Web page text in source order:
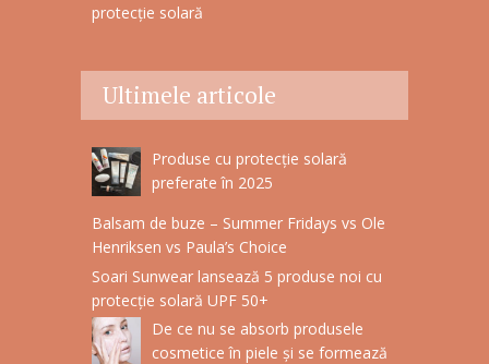
protecție solară
Ultimele articole
Produse cu protecție solară
preferate în 2025
Balsam de buze – Summer Fridays vs Ole
Henriksen vs Paula’s Choice
Soari Sunwear lansează 5 produse noi cu
protecție solară UPF 50+
De ce nu se absorb produsele
cosmetice în piele și se formează